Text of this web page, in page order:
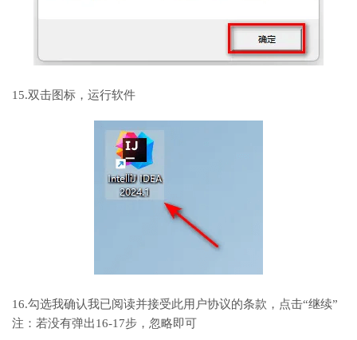
15.双击图标，运行软件
16.勾选我确认我已阅读并接受此用户协议的条款，点击“继续”
注：若没有弹出16-17步，忽略即可